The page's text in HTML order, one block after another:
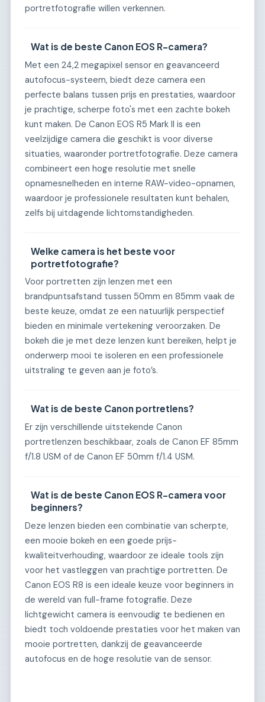
portretfotografie willen verkennen.
Wat is de beste Canon EOS R-camera?
Met een 24,2 megapixel sensor en geavanceerd
autofocus-systeem, biedt deze camera een
perfecte balans tussen prijs en prestaties, waardoor
je prachtige, scherpe foto's met een zachte bokeh
kunt maken. De Canon EOS R5 Mark II is een
veelzijdige camera die geschikt is voor diverse
situaties, waaronder portretfotografie. Deze camera
combineert een hoge resolutie met snelle
opnamesnelheden en interne RAW-video-opnamen,
waardoor je professionele resultaten kunt behalen,
zelfs bij uitdagende lichtomstandigheden.
Welke camera is het beste voor
portretfotografie?
Voor portretten zijn lenzen met een
brandpuntsafstand tussen 50mm en 85mm vaak de
beste keuze, omdat ze een natuurlijk perspectief
bieden en minimale vertekening veroorzaken. De
bokeh die je met deze lenzen kunt bereiken, helpt je
onderwerp mooi te isoleren en een professionele
uitstraling te geven aan je foto’s.
Wat is de beste Canon portretlens?
Er zijn verschillende uitstekende Canon
portretlenzen beschikbaar, zoals de Canon EF 85mm
f/1.8 USM of de Canon EF 50mm f/1.4 USM.
Wat is de beste Canon EOS R-camera voor
beginners?
Deze lenzen bieden een combinatie van scherpte,
een mooie bokeh en een goede prijs-
kwaliteitverhouding, waardoor ze ideale tools zijn
voor het vastleggen van prachtige portretten. De
Canon EOS R8 is een ideale keuze voor beginners in
de wereld van full-frame fotografie. Deze
lichtgewicht camera is eenvoudig te bedienen en
biedt toch voldoende prestaties voor het maken van
mooie portretten, dankzij de geavanceerde
autofocus en de hoge resolutie van de sensor.